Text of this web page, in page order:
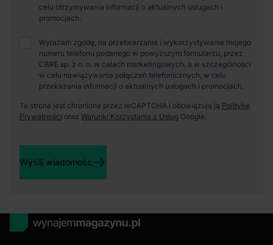
celu otrzymywania informacji o aktualnych usługach i
promocjach.
Wyrażam zgodę, na przetwarzanie i wykorzystywanie mojego
numeru telefonu podanego w powyższym formularzu, przez
CBRE sp. z o. o. w celach marketingowych, a w szczególności
w celu nawiązywania połączeń telefonicznych, w celu
przekazania informacji o aktualnych usługach i promocjach.
Ta strona jest chroniona przez reCAPTCHA i obowiązują ją Politykę
Prywatności oraz Warunki Korzystania z Usług Google.
Wyślij wiadomość